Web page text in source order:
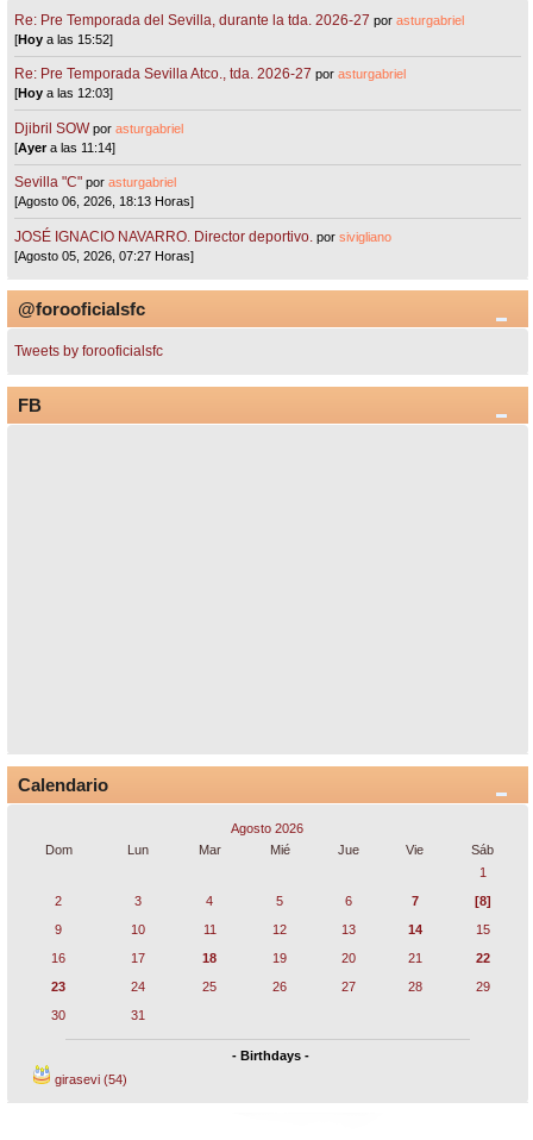
Re: Pre Temporada del Sevilla, durante la tda. 2026-27 porasturgabriel
[Hoy a las 15:52]
Re: Pre Temporada Sevilla Atco., tda. 2026-27 porasturgabriel
[Hoy a las 12:03]
Djibril SOW porasturgabriel
[Ayera las 11:14]
Sevilla "C"porasturgabriel
[Agosto 06, 2026, 18:13 Horas]
JOSÉ IGNACIO NAVARRO. Director deportivo. porsivigliano
[Agosto 05, 2026, 07:27 Horas]
@forooficialsfc
Tweets by forooficialsfc
FB
Calendario
Agosto 2026
Dom
Lun Mar Mié Jue Vie
Sáb
1
2
3 4 5 6 7
[8]
9
10 11 12 13 14
15
16
17 18 19 20 21
22
23
24 25 26 27 28
29
30
31
- Birthdays -
girasevi (54)